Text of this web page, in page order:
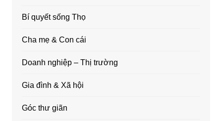
Bí quyết sống Thọ
Cha mẹ & Con cái
Doanh nghiệp – Thị trường
Gia đình & Xã hội
Góc thư giãn